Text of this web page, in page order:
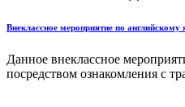
Внеклассное мероприятие по
Данное внеклассное
посредством ознакомления с